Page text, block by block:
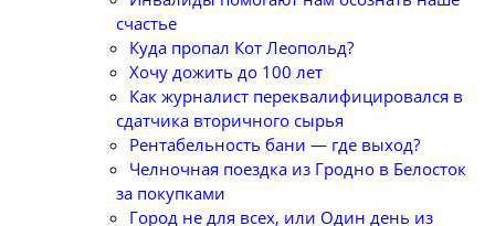
счастье
Куда пропал Кот Леопольд?
Хочу дожить до 100 лет
Как журналист переквалифицировался в
сдатчика вторичного сырья
Рентабельность бани — где выход?
Челночная поездка из Гродно в Белосток
за покупками
Город не для всех, или Один день из